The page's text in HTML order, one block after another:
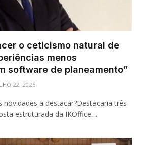
o ceticismo natural de
menos
software de planeamento”
22, 2026
novidades a destacar?Destacaria três
estruturada da IKOffice…